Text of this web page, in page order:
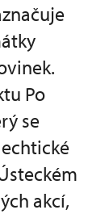
Po
se
akcí,